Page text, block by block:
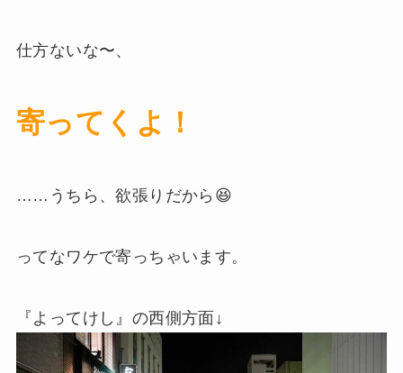
仕方ないな〜、
寄ってくよ！
……うちら、欲張りだから😆
ってなワケで寄っちゃいます。
『よってけし』の西側方面↓